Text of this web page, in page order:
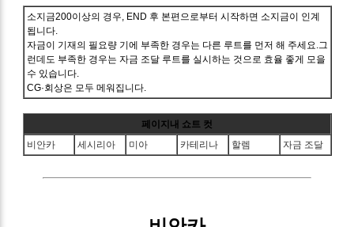
소지금200이상의 경우, END 후 본편으로부터 시작하면 소지금이 인계
됩니다.
자금이 기재의 필요량 기에 부족한 경우는 다른 루트를 먼저 해 주세요.그
런데도 부족한 경우는 자금 조달 루트를 실시하는 것으로 효율 좋게 모을
수 있습니다.
CG·회상은 모두 메워집니다.
페이지내 쇼트 컷
비안카
세시리아 미아 카테리나 할렘 자금 조달